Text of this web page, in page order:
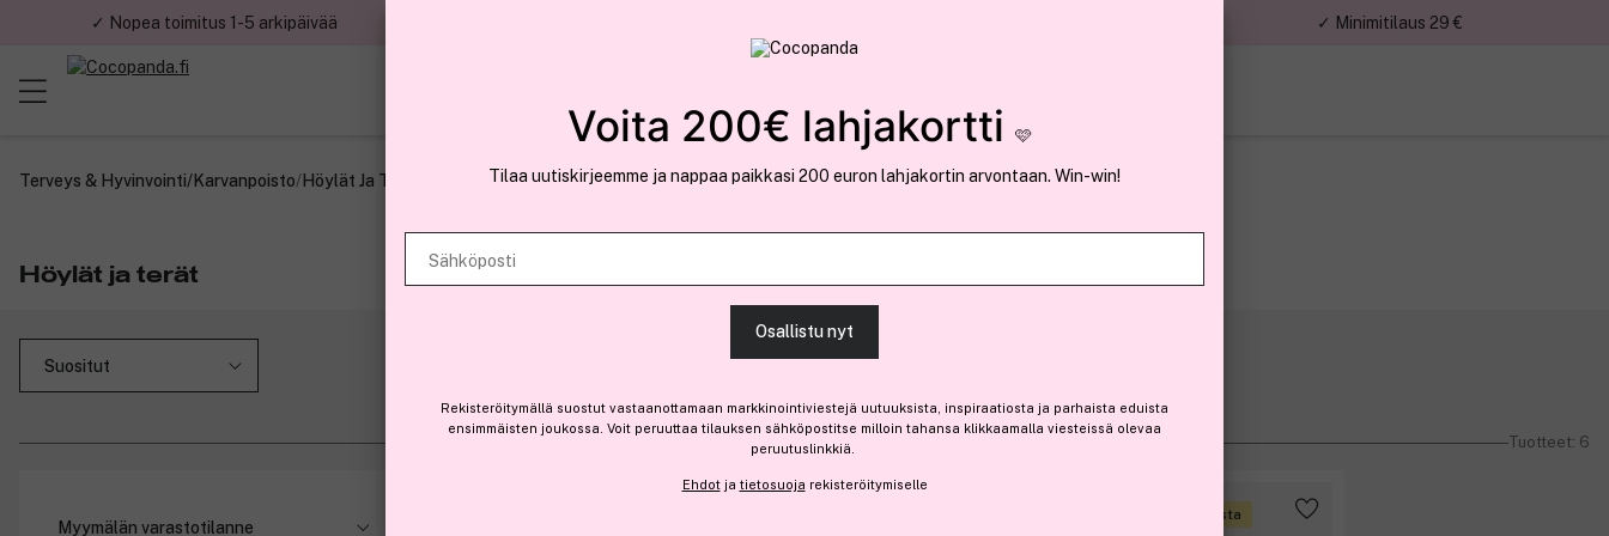
✓ Nopea toimitus 1-5 arkipäivää ✓ Minimitilaus 29 €
Terveys & Hyvinvointi/Karvanpoisto/Höylät Ja Terät
Höylät ja terät
Tuotteet: 6
Myymälän varastotilanne
Ansaitse 10% bonusta
Voita 200€ lahjakortti 🩷
Tilaa uutiskirjeemme ja nappaa paikkasi 200 euron lahjakortin arvontaan. Win-win!
Sähköposti
Osallistu nyt
Rekisteröitymällä suostut vastaanottamaan markkinointiviestejä uutuuksista, inspiraatiosta ja parhaista eduista
ensimmäisten joukossa. Voit peruuttaa tilauksen sähköpostitse milloin tahansa klikkaamalla viesteissä olevaa
peruutuslinkkiä.
Ehdotja tietosuoja rekisteröitymiselle